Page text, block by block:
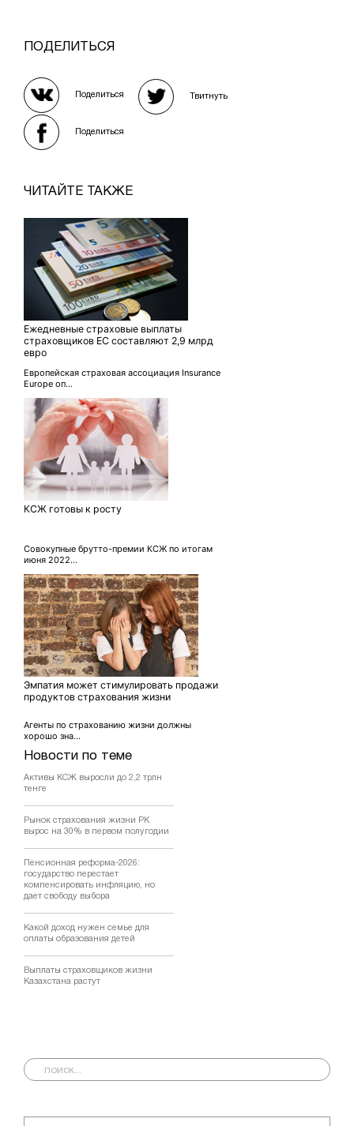
Новости по теме
Активы КСЖ выросли до 2,2 трлн
тенге
Рынок страхования жизни РК
вырос на 30% в первом полугодии
Пенсионная реформа-2026:
государство перестает
компенсировать инфляцию, но
дает свободу выбора
Какой доход нужен семье для
оплаты образования детей
Выплаты страховщиков жизни
Казахстана растут
ПОДЕЛИТЬСЯ
Поделиться Твитнуть
Поделиться
ЧИТАЙТЕ ТАКЖЕ
Ежедневные страховые выплаты
страховщиков ЕС составляют 2,9 млрд
евро
Европейская страховая ассоциация Insurance
Europe оп...
КСЖ готовы к росту
Совокупные брутто-премии КСЖ по итогам
июня 2022...
Эмпатия может стимулировать продажи
продуктов страхования жизни
Агенты по страхованию жизни должны
хорошо зна...